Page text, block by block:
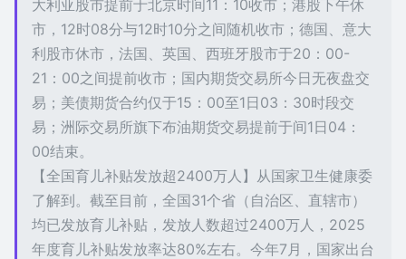
大利亚股市提前于北京时间11：10收市；港股下午休
市，12时08分与12时10分之间随机收市；德国、意大
利股市休市，法国、英国、西班牙股市于20：00-
21：00之间提前收市；国内期货交易所今日无夜盘交
易；美债期货合约仅于15：00至1日03：30时段交
易；洲际交易所旗下布油期货交易提前于间1日04：
00结束。
【全国育儿补贴发放超2400万人】从国家卫生健康委
了解到。截至目前，全国31个省（自治区、直辖市）
均已发放育儿补贴，发放人数超过2400万人，2025
年度育儿补贴发放率达80%左右。今年7月，国家出台